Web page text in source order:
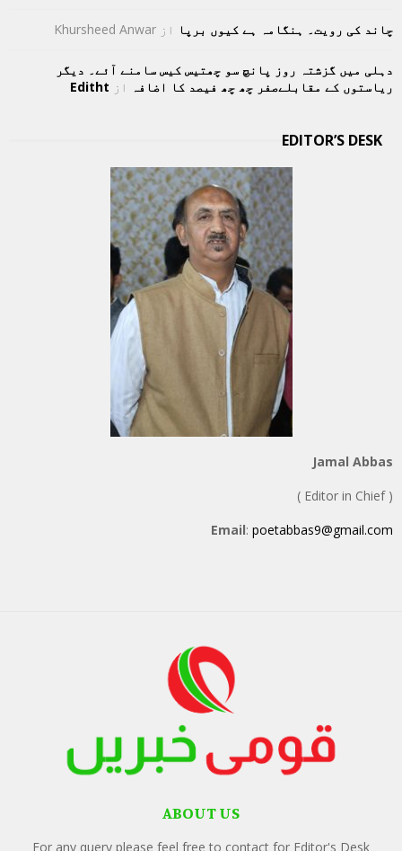
چاند کی رویت۔ ہنگامہ ہے کیوں برپا از Khursheed Anwar
دہلی میں گزشتہ روز پانچ سو چھتیس کیس سامنے آئے۔ دیگر
ریاستوں کے مقابلےصفر چھ چھ فیصد کا اضافہ از Editht
EDITOR’S DESK
Jamal Abbas
( Editor in Chief )
Email: poetabbas9@gmail.com
ABOUT US
For any query please feel free to contact for Editor's Desk